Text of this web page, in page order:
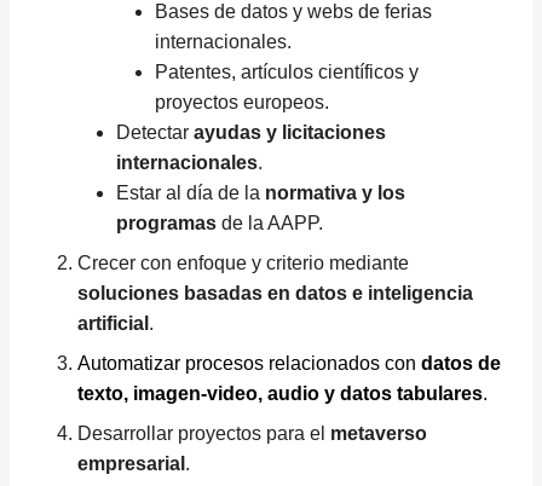
Bases de datos y webs de ferias
internacionales.
Patentes, artículos científicos y
proyectos europeos.
Detectar ayudas y licitaciones
internacionales.
Estar al día de la normativa y los
programas de la AAPP.
Crecer con enfoque y criterio mediante
soluciones basadas en datos e inteligencia
artificial .
Automatizar procesos relacionados con datos de
texto, imagen-video, audio y datos tabulares.
Desarrollar proyectos para el metaverso
empresarial .